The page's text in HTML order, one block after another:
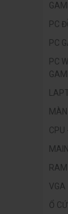
PC
PC
PC
CPU
VGA
Ổ